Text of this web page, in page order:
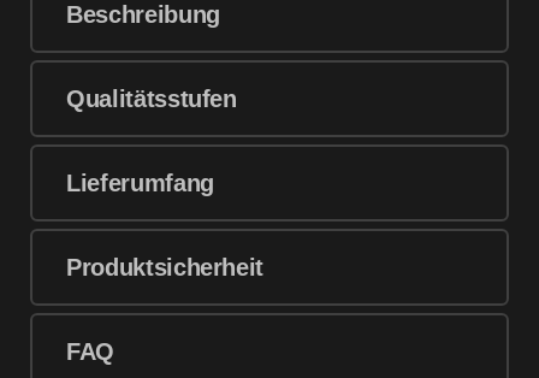
Beschreibung
Qualitätsstufen
Lieferumfang
Produktsicherheit
FAQ